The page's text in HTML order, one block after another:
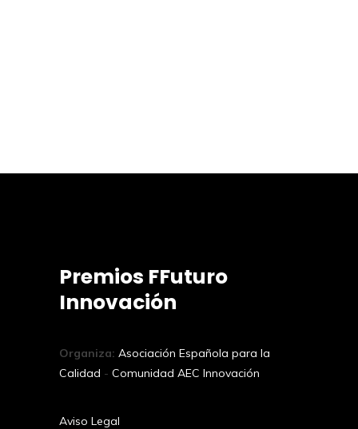
Premios FFuturo
Innovación
Organiza: Asociación Española para la
Calidad - Comunidad AEC Innovación
Aviso Legal